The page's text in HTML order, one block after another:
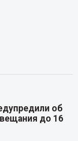
об
до 16